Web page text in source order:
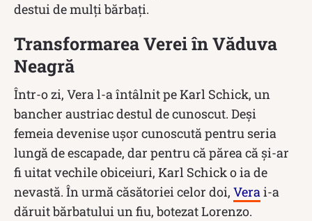
destui de mulți bărbați.
Transformarea Verei în Văduva
Neagră
Într-o zi, Vera l-a întâlnit pe Karl Schick, un
bancher austriac destul de cunoscut. Deși
femeia devenise ușor cunoscută pentru seria
lungă de escapade, dar pentru că părea că și-ar
fi uitat vechile obiceiuri, Karl Schick o ia de
nevastă. În urmă căsătoriei celor doi, Verai-a
dăruit bărbatului un fiu, botezat Lorenzo.